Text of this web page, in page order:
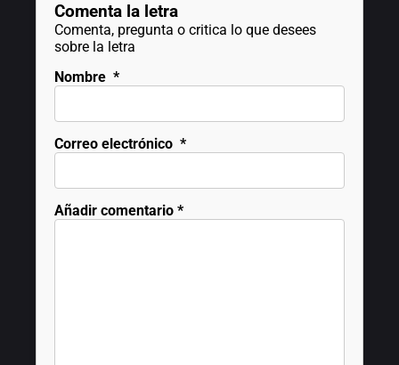
Comenta la letra
Comenta, pregunta o critica lo que desees
sobre la letra
Nombre *
Correo electrónico *
Añadir comentario *